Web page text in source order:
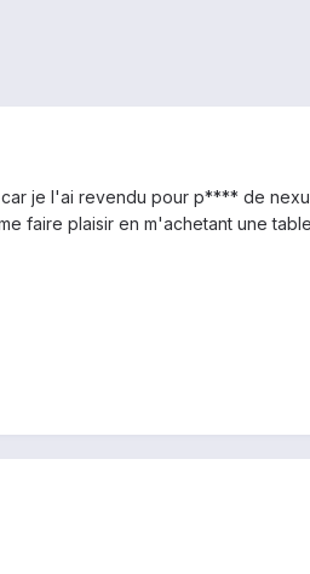
je l'ai revendu pour p**** de
faire plaisir en m'achetant une